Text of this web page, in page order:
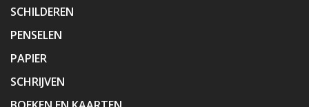
SCHILDEREN
PENSELEN
PAPIER
SCHRIJVEN